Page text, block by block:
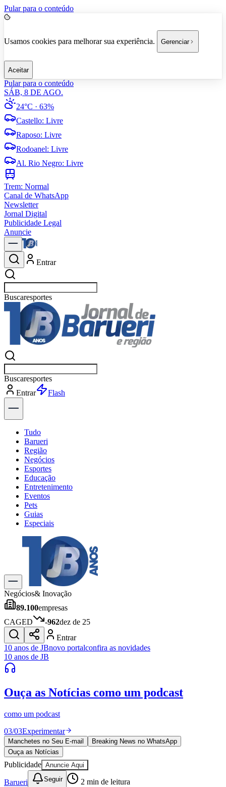
Pular para o conteúdo
Usamos cookies para melhorar sua experiência. Gerenciar
Aceitar
Pular para o conteúdo
SÁB, 8 DE AGO.
24°C · 63%
Castello: Livre
Raposo: Livre
Rodoanel: Livre
Al. Rio Negro: Livre
Trem: Normal
Canal de WhatsApp
Newsletter
Jornal Digital
Publicidade Legal
Anuncie
Entrar
Buscarpolí
Buscarpolí
Entrar
Explorar
Tudo
Barueri
Região
Negócios
Esportes
Educação
Entretenimento
Eventos
Pets
Guias
Especiais
Explore Tudo
Últimas Notícias
Previsão do Tempo
Trânsito e Rotas
Dia a Dia & Lazer
Gastronomia
Cinema & Shows
JogosNovo
Para Sua Empresa
Publicidade Legal
Eleições
Esportes
Saúde
Segurança
Cultura
Meio Ambiente
Obras
Educação
Negócios& Inovação
89.100empresas
CAGED
-962dez de 25
Entrar
10 anos de JBnovo portalconfira as novidades
10 anos de JB
Ouça as Notícias como um podcast
como um podcast
03/03Experimentar
Manchetes no Seu E-mail
Breaking News no WhatsApp
Ouça as Notícias
Publicidade Anuncie Aqui
Barueri Seguir 2 min de leitura